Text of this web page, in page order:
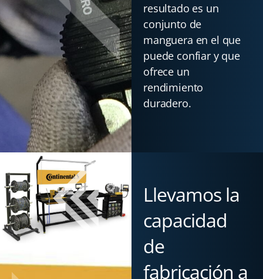
resultado es un
conjunto de
manguera en el que
puede confiar y que
ofrece un
rendimiento
duradero.
Llevamos la
capacidad
de
fabricación a